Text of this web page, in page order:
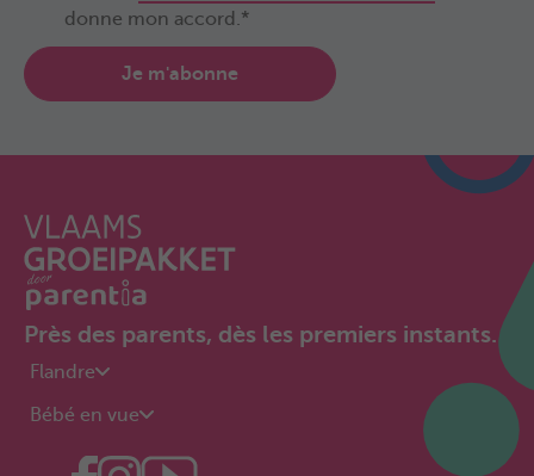
donne mon accord.*
Je m'abonne
Près des parents, dès les premiers instants.
Flandre
Bébé en vue